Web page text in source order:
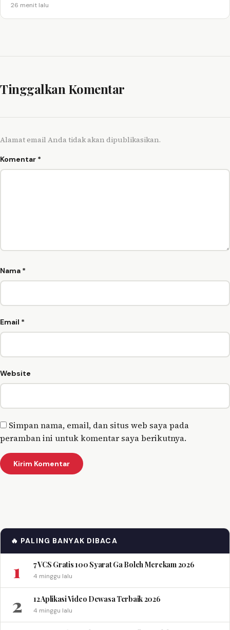
26 menit lalu
Tinggalkan Komentar
Alamat email Anda tidak akan dipublikasikan.
Komentar *
Nama *
Email *
Website
Simpan nama, email, dan situs web saya pada
peramban ini untuk komentar saya berikutnya.
🔥 PALING BANYAK DIBACA
1 7 VCS Gratis 100 Syarat Ga Boleh Merekam 2026
4 minggu lalu
2 12 Aplikasi Video Dewasa Terbaik 2026
4 minggu lalu